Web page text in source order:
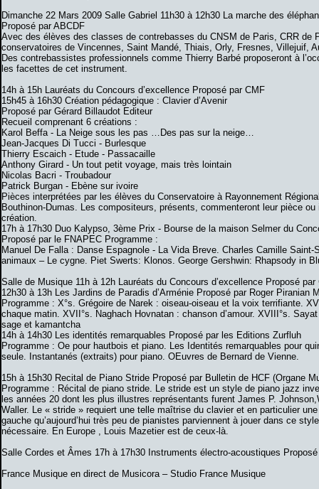
Dimanche 22 Mars 2009 Salle Gabriel 11h30 à 12h30 La marche des
Proposé par ABCDF
Avec des élèves des classes de contrebasses du CNSM de Paris, CRR de
conservatoires de Vincennes, Saint Mandé, Thiais, Orly, Fresnes, Villejuif,
Des contrebassistes professionnels comme Thierry Barbé proposeront à
les facettes de cet instrument.
14h à 15h Lauréats du Concours d’excellence Proposé par CMF
15h45 à 16h30 Création pédagogique : Clavier d’Avenir
Proposé par Gérard Billaudot Editeur
Recueil comprenant 6 créations :
Karol Beffa - La Neige sous les pas …Des pas sur la neige…
Jean-Jacques Di Tucci - Burlesque
Thierry Escaich - Etude - Passacaille
Anthony Girard - Un tout petit voyage, mais très lointain
Nicolas Bacri - Troubadour
Patrick Burgan - Ebène sur ivoire
Pièces interprétées par les élèves du Conservatoire à Rayonnement
Bouthinon-Dumas. Les compositeurs, présents, commenteront leur pièce
création.
17h à 17h30 Duo Kalypso, 3ème Prix - Bourse de la maison Selmer du
Proposé par le FNAPEC Programme :
Manuel De Falla : Danse Espagnole - La Vida Breve. Charles Camille Saint-
animaux – Le cygne. Piet Swerts: Klonos. George Gershwin: Rhapsody in
Salle de Musique 11h à 12h Lauréats du Concours d’excellence Proposé par
12h30 à 13h Les Jardins de Paradis d’Arménie Proposé par Roger Piranian
Programme : X°s. Grégoire de Narek : oiseau-oiseau et la voix terrifiante.
chaque matin. XVII°s. Naghach Hovnatan : chanson d’amour. XVIII°s.
sage et kamantcha
14h à 14h30 Les identités remarquables Proposé par les Editions Zurfluh
Programme : Oe pour hautbois et piano. Les Identités remarquables pour
seule. Instantanés (extraits) pour piano. OEuvres de Bernard de Vienne.
15h à 15h30 Recital de Piano Stride Proposé par Bulletin de HCF (Organe
Programme : Récital de piano stride. Le stride est un style de piano jazz
les années 20 dont les plus illustres représentants furent James P.
Waller. Le « stride » requiert une telle maîtrise du clavier et en particulier
gauche qu’aujourd’hui très peu de pianistes parviennent à jouer dans ce
nécessaire. En Europe , Louis Mazetier est de ceux-là.
Salle Cordes et Âmes 17h à 17h30 Instruments électro-acoustiques
France Musique en direct de Musicora – Studio France Musique